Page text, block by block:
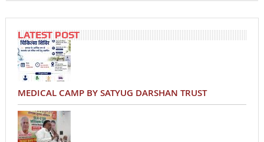
LATEST POST
MEDICAL CAMP BY SATYUG DARSHAN TRUST